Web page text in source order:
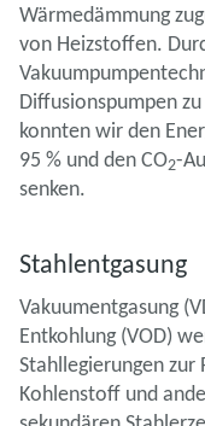
Wärmedämmung
von Heizstoffen.
Diffusionspumpen
konnten wir den
95 % und den CO2-
senken.
Stahlentgasung
Vakuumentgasung
Entkohlung (VOD)
Stahllegierungen
Kohlenstoff und